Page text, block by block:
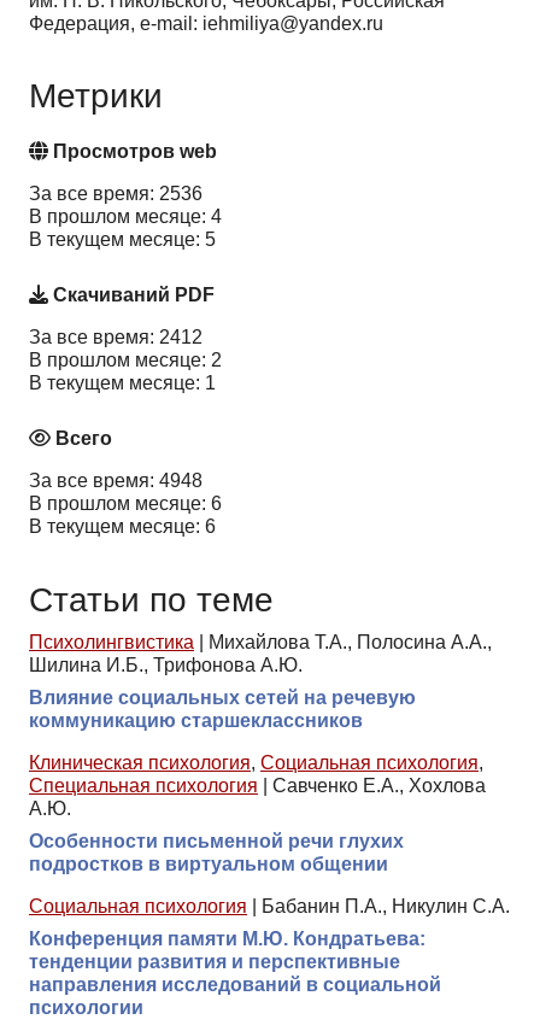
Федерация, e-mail: iehmiliya@yandex.ru
Метрики
Просмотров web
За все время: 2536
В прошлом месяце: 4
В текущем месяце: 5
Скачиваний PDF
За все время: 2412
В прошлом месяце: 2
В текущем месяце: 1
Всего
За все время: 4948
В прошлом месяце: 6
В текущем месяце: 6
Статьи по теме
Психолингвистика
Михайлова Т.А., Полосина А.А.,
Шилина И.Б., Трифонова А.Ю.
Влияние социальных сетей на речевую
коммуникацию старшеклассников
Клиническая психология, Социальная психология,
Специальная психология
Савченко Е.А., Хохлова
А.Ю.
Особенности письменной речи глухих
подростков в виртуальном общении
Социальная психология
Бабанин П.А., Никулин С.А.
Конференция памяти М.Ю. Кондратьева:
тенденции развития и перспективные
направления исследований в социальной
психологии